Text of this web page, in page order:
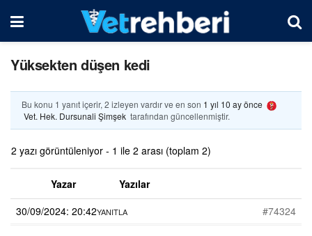
Yüksekten düşen kedi
Bu konu 1 yanıt içerir, 2 izleyen vardır ve en son 1 yıl 10 ay önce
Vet. Hek. Dursunali Şimşek tarafından güncellenmiştir.
2 yazı görüntüleniyor - 1 ile 2 arası (toplam 2)
Yazar
Yazılar
30/09/2024: 20:42
#74324
YANITLA